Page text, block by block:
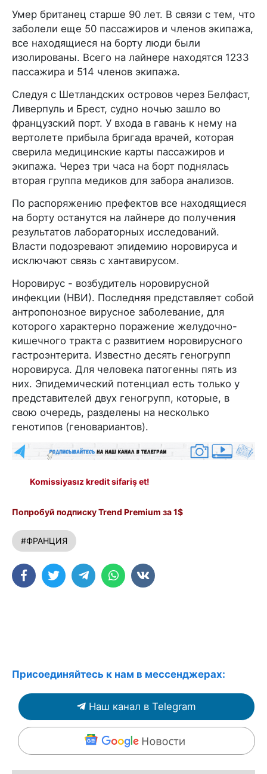
Умер британец старше 90 лет. В связи с тем, что
заболели еще 50 пассажиров и членов экипажа,
все находящиеся на борту люди были
изолированы. Всего на лайнере находятся 1233
пассажира и 514 членов экипажа.
Следуя с Шетландских островов через Белфаст,
Ливерпуль и Брест, судно ночью зашло во
французский порт. У входа в гавань к нему на
вертолете прибыла бригада врачей, которая
сверила медицинские карты пассажиров и
экипажа. Через три часа на борт поднялась
вторая группа медиков для забора анализов.
По распоряжению префектов все находящиеся
на борту останутся на лайнере до получения
результатов лабораторных исследований.
Власти подозревают эпидемию норовируса и
исключают связь с хантавирусом.
Норовирус - возбудитель норовирусной
инфекции (НВИ). Последняя представляет собой
антропонозное вирусное заболевание, для
которого характерно поражение желудочно-
кишечного тракта с развитием норовирусного
гастроэнтерита. Известно десять геногрупп
норовируса. Для человека патогенны пять из
них. Эпидемический потенциал есть только у
представителей двух геногрупп, которые, в
свою очередь, разделены на несколько
генотипов (геновариантов).
Komissiyasız kredit sifariş et!
Попробуй подписку Trend Premium за 1$
#ФРАНЦИЯ
Присоединяйтесь к нам в мессенджерах:
Наш канал в Telegram